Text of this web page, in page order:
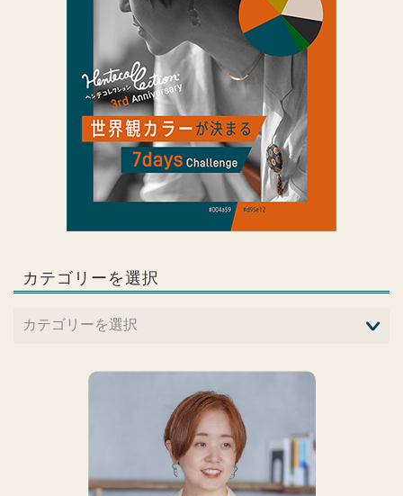
カテゴリーを選択